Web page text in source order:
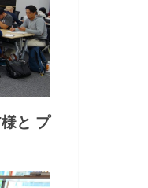
と プ